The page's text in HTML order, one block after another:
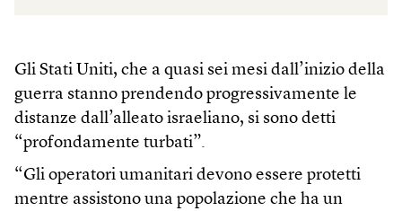
Gli Stati Uniti, che a quasi sei mesi dall’inizio della
guerra stanno prendendo progressivamente le
distanze dall’alleato israeliano, si sono detti
“profondamente turbati”.
“Gli operatori umanitari devono essere protetti
mentre assistono una popolazione che ha un